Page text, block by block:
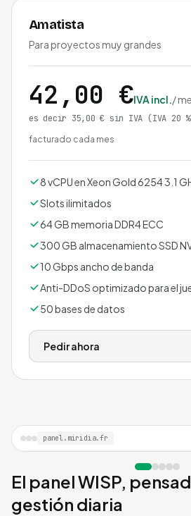
Amatista
Para proyectos muy grandes
42,00 €IVA incl./
es decir 35,00 € sin IVA (IVA 20
facturado cada mes
8 vCPU en Xeon Gold 6254 3.1
Slots ilimitados
64 GB memoria DDR4 ECC
300 GB almacenamiento SSD
10 Gbps ancho de banda
Anti-DDoS optimizado para el
50 bases de datos
Pedir ahora
panel.miridia.fr
El panel WISP,
gestión diaria